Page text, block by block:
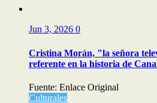
Jun 3, 2026 0
Cristina Morán, "la señora
referente en la historia de
Fuente: Enlace Original
Culturales